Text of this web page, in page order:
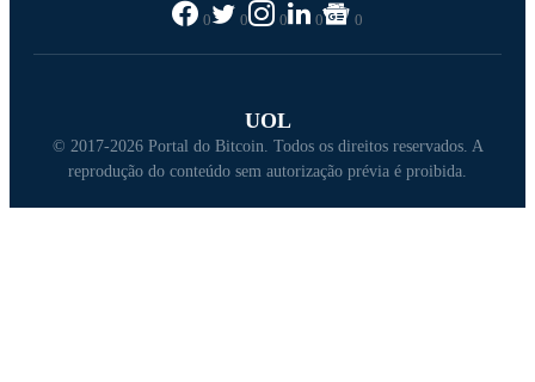
0 0 0 0 0
UOL
© 2017-2026 Portal do Bitcoin. Todos os direitos reservados. A
reprodução do conteúdo sem autorização prévia é proibida.